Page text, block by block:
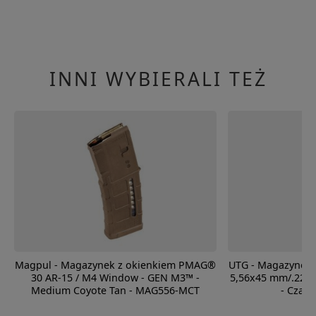
INNI WYBIERALI TEŻ
Magpul - Magazynek z okienkiem PMAG®
30 AR-15 / M4 Window - GEN M3™ -
Medium Coyote Tan - MAG556-MCT
UTG -
5,56x45 mm/
-